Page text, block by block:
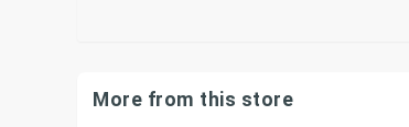
More from this store